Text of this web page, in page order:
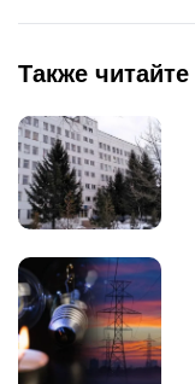
Также читайте